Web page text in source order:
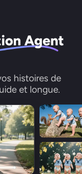
histoires de
et longue.